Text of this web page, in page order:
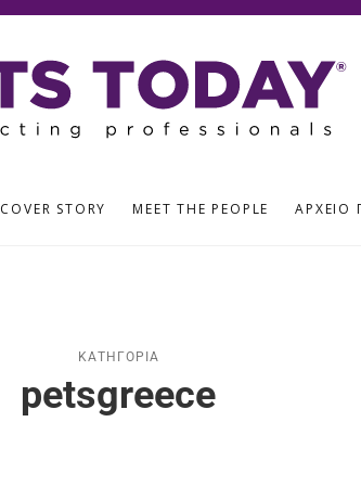
COVER STORY MEET THE PEOPLE ΑΡΧΕΊΟ
ΚΑΤΗΓΟΡΊΑ
petsgreece